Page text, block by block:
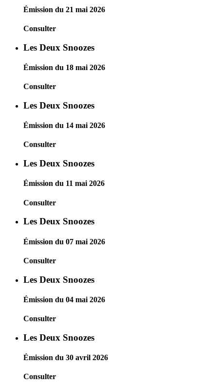
Émission du 21 mai 2026
Consulter
Les Deux Snoozes
Émission du 18 mai 2026
Consulter
Les Deux Snoozes
Émission du 14 mai 2026
Consulter
Les Deux Snoozes
Émission du 11 mai 2026
Consulter
Les Deux Snoozes
Émission du 07 mai 2026
Consulter
Les Deux Snoozes
Émission du 04 mai 2026
Consulter
Les Deux Snoozes
Émission du 30 avril 2026
Consulter